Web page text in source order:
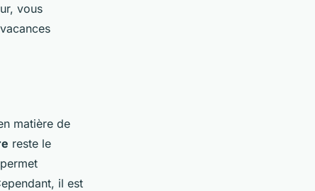
vous
matière de
reste le
il est